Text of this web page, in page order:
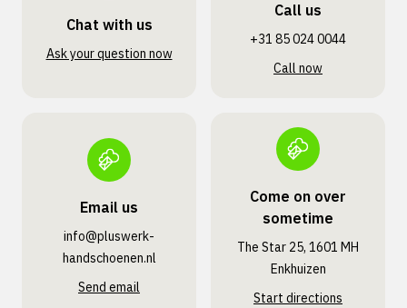
Chat with us
Ask your question now
Call us
+31 85 024 0044
Call now
Email us
info@pluswerk­
handschoenen.nl
Send email
Come on over
sometime
The Star 25, 1601 MH
Enkhuizen
Start directions